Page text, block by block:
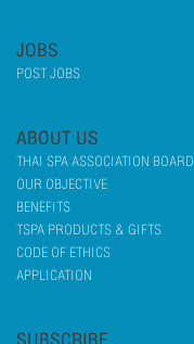
JOBS
POST JOBS
ABOUT US
THAI SPA ASSOCIATION BOARD
OUR OBJECTIVE
BENEFITS
TSPA PRODUCTS & GIFTS
CODE OF ETHICS
APPLICATION